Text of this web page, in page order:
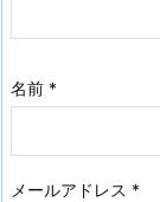
名前 *
メールアドレス *